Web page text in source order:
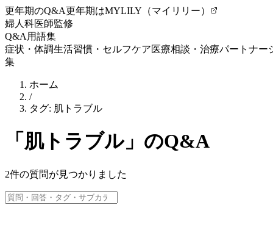
更年期のQ&A更年期はMYLILY（マイリリー）
婦人科医師監修
Q&A 用語集
症状・体調生活習慣・セルフケア医療相談・治療パートナー
集
ホーム
/
タグ: 肌トラブル
「 肌トラブル」のQ&A
2件の質問が見つかりました